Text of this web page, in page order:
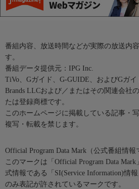
番組内容、放送時間などが実際の放送内
す。
番組データ提供元：IPG Inc.
TiVo、Gガイド、G-GUIDE、およびGガ
Brands LLCおよび／またはその関連会社
たは登録商標です。
このホームページに掲載している記事・
複写・転載を禁じます。
Official Program Data Mark（公式番組情報
このマークは「Official Program Data
式情報である「SI(Service Information)情
のみ表記が許されているマークです。